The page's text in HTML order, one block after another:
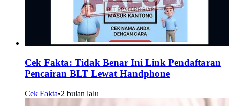
Cek Fakta: Tidak Benar Ini Link Pendaftaran
Pencairan BLT Lewat Handphone
Cek Fakta•2 bulan lalu